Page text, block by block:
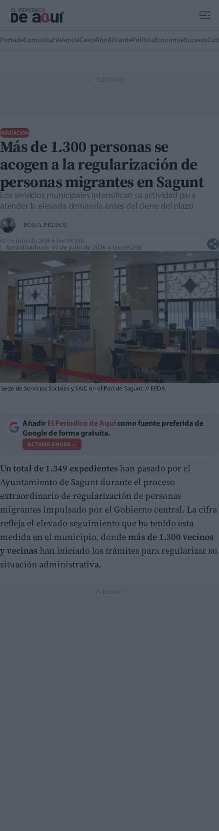
PortadaComunitatValenciaCastellónAlicante Política EconomíaSucesos
MIGRACIÓN
Más de 1.300 personas se
acogen a la regularización de
personas migrantes en Sagunt
Los servicios municipales intensifican su actividad para
atender la elevada demanda antes del cierre del plazo
BORJA PEDRÓS
07 de julio de 2026 a las 09:25h
Actualizado el: 07 de julio de 2026 a las 09:25h
Sede de Servicios Sociales y SAIC en el Port de Sagunt. // EPDA
Añadir El Periodico de Aquí como fuente preferida de
Google de forma gratuita.
ACTIVAR AHORA
Un total de 1.349 expedientes han pasado por el
Ayuntamiento de Sagunt durante el proceso
extraordinario de regularización de personas
migrantes impulsado por el Gobierno central. La cifra
refleja el elevado seguimiento que ha tenido esta
medida en el municipio, dondemás de 1.300 vecinos
y vecinas han iniciado los trámites para regularizar su
situación administrativa.